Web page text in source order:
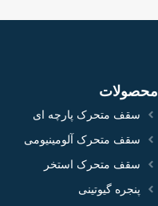
محصولات
سقف متحرک پارچه ای
سقف متحرک آلومینیومی
سقف متحرک استخر
پنجره گیوتینی